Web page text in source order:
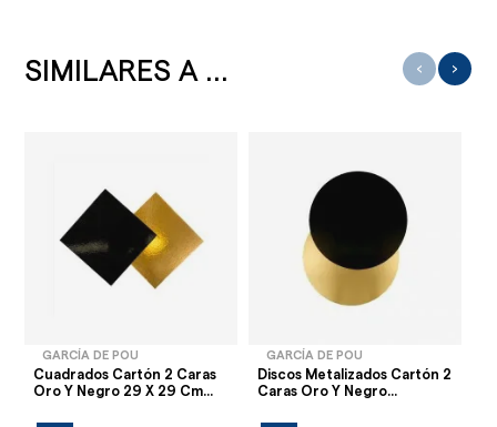
SIMILARES A ...
GARCÍA DE POU
Cuadrados Cartón 2 Caras
Oro Y Negro 29 X 29 Cm...
GARCÍA DE POU
Discos Metalizados Cartón 2
Caras Oro Y Negro...
‹ ›